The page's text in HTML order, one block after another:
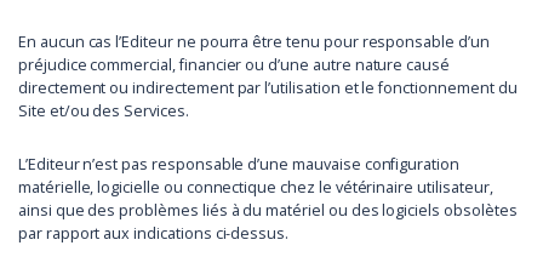
En aucun cas l’Editeur ne pourra être tenu pour responsable d’un
préjudice commercial, financier ou d’une autre nature causé
directement ou indirectement par l’utilisation et le fonctionnement du
Site et/ou des Services.
L’Editeur n’est pas responsable d’une mauvaise configuration
matérielle, logicielle ou connectique chez le vétérinaire utilisateur,
ainsi que des problèmes liés à du matériel ou des logiciels obsolètes
par rapport aux indications ci-dessus.